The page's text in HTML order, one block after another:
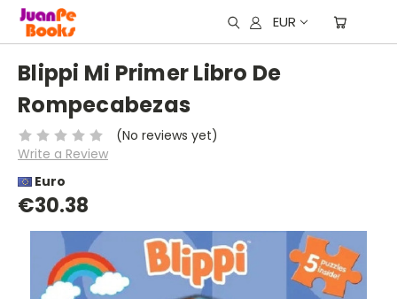
EUR
Blippi Mi Primer Libro De
Rompecabezas
(No reviews yet)
Write a Review
Euro
€30.38